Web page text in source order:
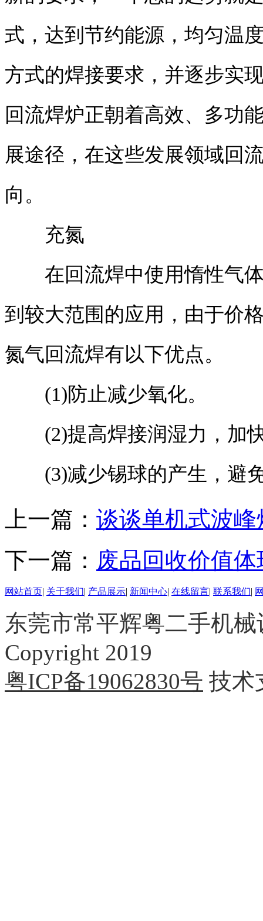
式，达到节约能源，均匀温
方式的焊接要求，并逐步实
回流焊炉正朝着高效、多功
展途径，在这些发展领域回
向。
充氮
在回流焊中使用惰性气体
到较大范围的应用，由于价
氮气回流焊有以下优点。
(1)防止减少氧化。
(2)提高焊接润湿力，加
(3)减少锡球的产生，避免
上一篇： 谈谈单机式波
下一篇： 废品回收价值体
网站首页| 关于我们| 产品展示| 新闻中心| 在线留言| 联系我们|
东莞市常平辉粤二手机
Copyright 2019
粤ICP备19062830号 技术